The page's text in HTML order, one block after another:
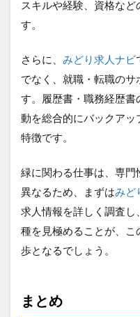
スキルや経験、資格な
す。
さらに、 みどり求人ナビ
でなく、就職・転職のサ
す。履歴書・職務経歴
動を総合的にバックア
特徴です。
緑に関わる仕事は、専門
異なるため、まずはみど
求人情報を詳しく調査
種を見極めることが、
歩となるでしょう。
まとめ